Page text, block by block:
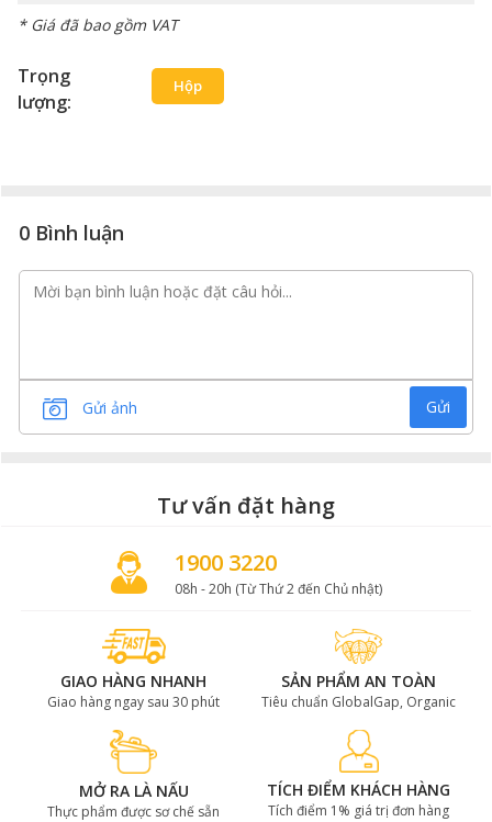
* Giá đã bao gồm VAT
Trọng
lượng:
Hộp
0 Bình luận
Gửi ảnh Gửi
Tư vấn đặt hàng
1900 3220
08h - 20h (Từ Thứ 2 đến Chủ nhật)
GIAO HÀNG NHANH
Giao hàng ngay sau 30 phút
SẢN PHẨM AN TOÀN
Tiêu chuẩn GlobalGap, Organic
MỞ RA LÀ NẤU
Thực phẩm được sơ chế sẵn
TÍCH ĐIỂM KHÁCH HÀNG
Tích điểm 1% giá trị đơn hàng